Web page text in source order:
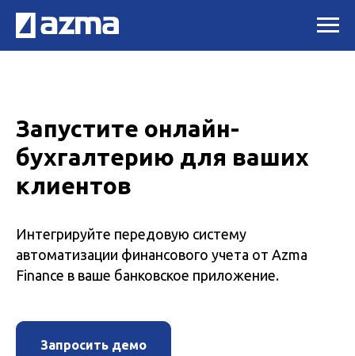
Запустите онлайн-
бухгалтерию для ваших
клиентов
Интегрируйте передовую систему
автоматизации финансового учета от Azma
Finance в ваше банковское приложение.
Запросить демо